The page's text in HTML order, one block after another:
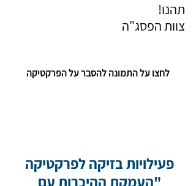
תהנו!
צוות הפסג"ה
לחצו על התמונה להסבר על הפרקטיקה
פעילויות בזיקה לפרקטיקה
"העמקת ההיכרות עם